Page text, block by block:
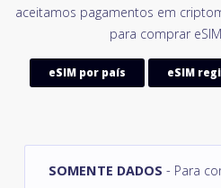
aceitamos pagamentos em
para comprar
eSIM por país eSIM
SOMENTE DADOS - Para